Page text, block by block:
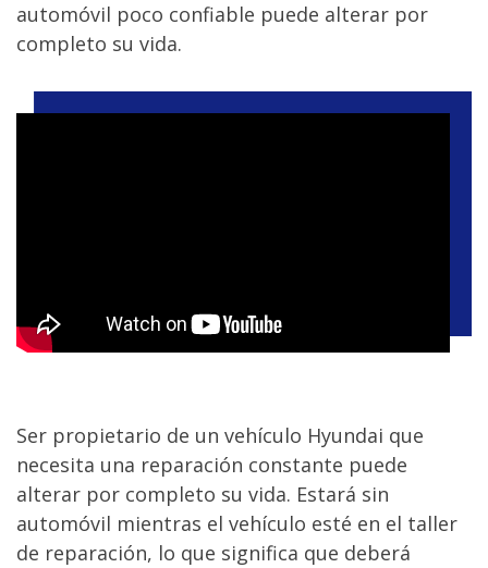
automóvil poco confiable puede alterar por
completo su vida.
Ser propietario de un vehículo Hyundai que
necesita una reparación constante puede
alterar por completo su vida. Estará sin
automóvil mientras el vehículo esté en el taller
de reparación, lo que significa que deberá